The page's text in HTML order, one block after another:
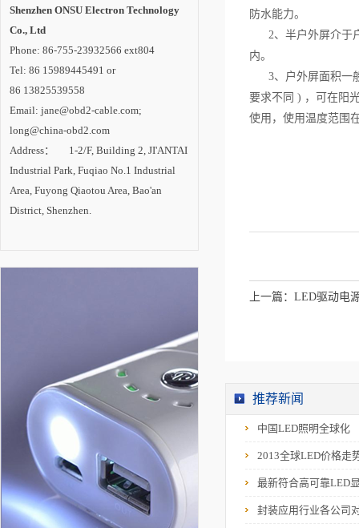
应用、标准检测、示
范工程评价和产品循
斯、南非建立“金砖国
家半导体照明合作平
设。 内专家认
为，LED照明已成为
命，在照明产业变革
着技术进步的推动和
市场需求的拉动，
Shenzhen ONSU Electron Technology
Co., Ltd
Phone: 86-755-23932566 ext804
Tel: 86 15989445491 or
86 13825539558
Email: jane@obd2-cable.com;
long@china-obd2.com
Address： 1-2/F, Building 2, JI'ANTAI
Industrial Park, Fuqiao No.1 Industrial
Area, Fuyong Qiaotou Area, Bao'an
District, Shenzhen.
防水能力。
2、半户外屏介于户
内。
3、户外屏面积一般
要求不同 ) ，可在阳
使用，使用温度范围
上一篇： LED驱动电
推荐新闻
中国LED照明全球化
2013全球LED价格走
最新符合高可靠LED
封装应用行业各公司